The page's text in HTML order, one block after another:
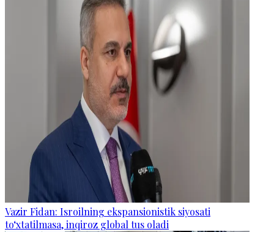
Vazir Fidan: Isroilning ekspansionistik siyosati
to‘xtatilmasa, inqiroz global tus oladi